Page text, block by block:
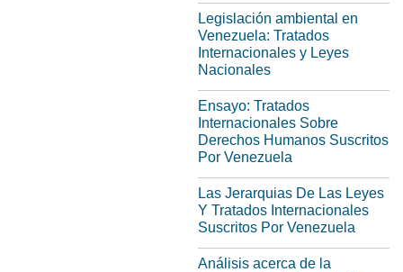
Legislación ambiental en
Venezuela: Tratados
Internacionales y Leyes
Nacionales
Ensayo: Tratados
Internacionales Sobre
Derechos Humanos Suscritos
Por Venezuela
Las Jerarquias De Las Leyes
Y Tratados Internacionales
Suscritos Por Venezuela
Análisis acerca de la